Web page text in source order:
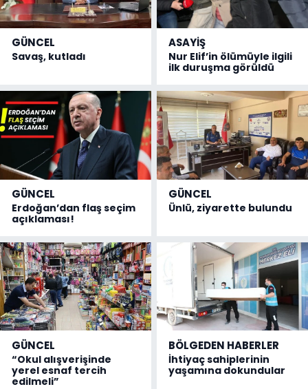
GÜNCEL
Savaş, kutladı
ASAYİŞ
Nur Elif’in ölümüyle ilgili
ilk duruşma görüldü
GÜNCEL
Erdoğan’dan flaş seçim
açıklaması!
GÜNCEL
Ünlü, ziyarette bulundu
GÜNCEL
“Okul alışverişinde
yerel esnaf tercih
edilmeli”
BÖLGEDEN HABERLER
İhtiyaç sahiplerinin
yaşamına dokundular